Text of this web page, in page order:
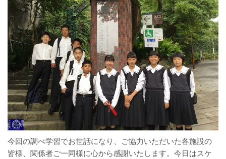
今回の調べ学習でお世話になり、ご協力いただいた各施設の
皆様、関係者ご一同様に心から感謝いたします。今日はスケ